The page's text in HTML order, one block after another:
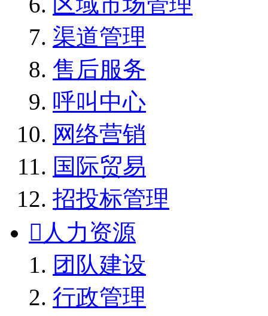
渠道管理
售后服务
呼叫中心
网络营销
国际贸易
招投标管理
 人力资源
团队建设
行政管理